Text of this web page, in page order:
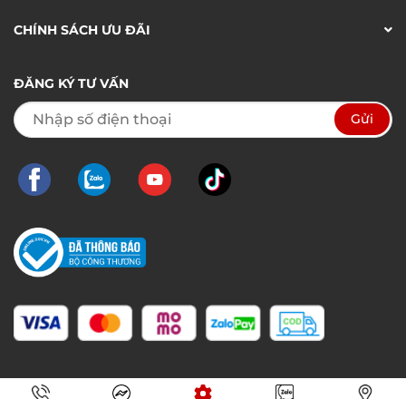
CHÍNH SÁCH ƯU ĐÃI
ĐĂNG KÝ TƯ VẤN